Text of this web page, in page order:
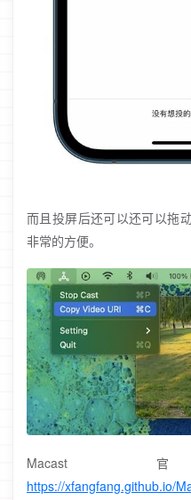
而且投屏后还可以还可以拖
非常的方便。
https://xfangfang.github.io/